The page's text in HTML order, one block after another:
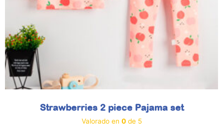
Strawberries 2 piece Pajama set
Valorado en 0de 5